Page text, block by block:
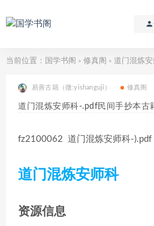
当前位置： 国学书阁 > 修真阁 > 道门混炼安师
易善古籍（微:yishanguji） 修真阁
道门混炼安师科-.pdf民间手抄本古
fz2100062 道门混炼安师科-).pdf
道门混炼安师科
资源信息